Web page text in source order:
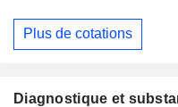
Plus de cotations
Diagnostique et